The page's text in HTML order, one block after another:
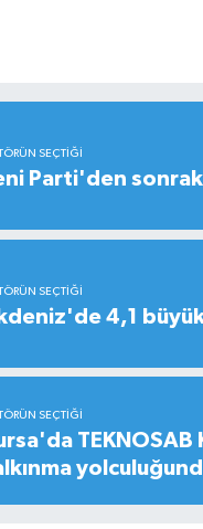
SEÇTIĞI
Parti'den
SEÇTIĞI
4,1
SEÇTIĞI
TEKNOSAB